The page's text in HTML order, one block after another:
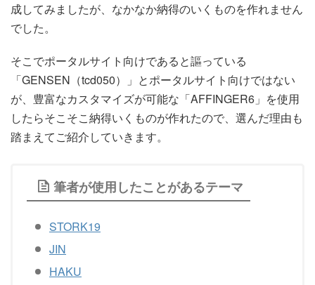
成してみましたが、なかなか納得のいくものを作れません
でした。
そこでポータルサイト向けであると謳っている
「GENSEN（tcd050）」とポータルサイト向けではない
が、豊富なカスタマイズが可能な「AFFINGER6」を使用
したらそこそこ納得いくものが作れたので、選んだ理由も
踏まえてご紹介していきます。
筆者が使用したことがあるテーマ
STORK19
JIN
HAKU